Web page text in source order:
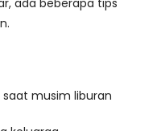
ada beberapa tips
musim liburan